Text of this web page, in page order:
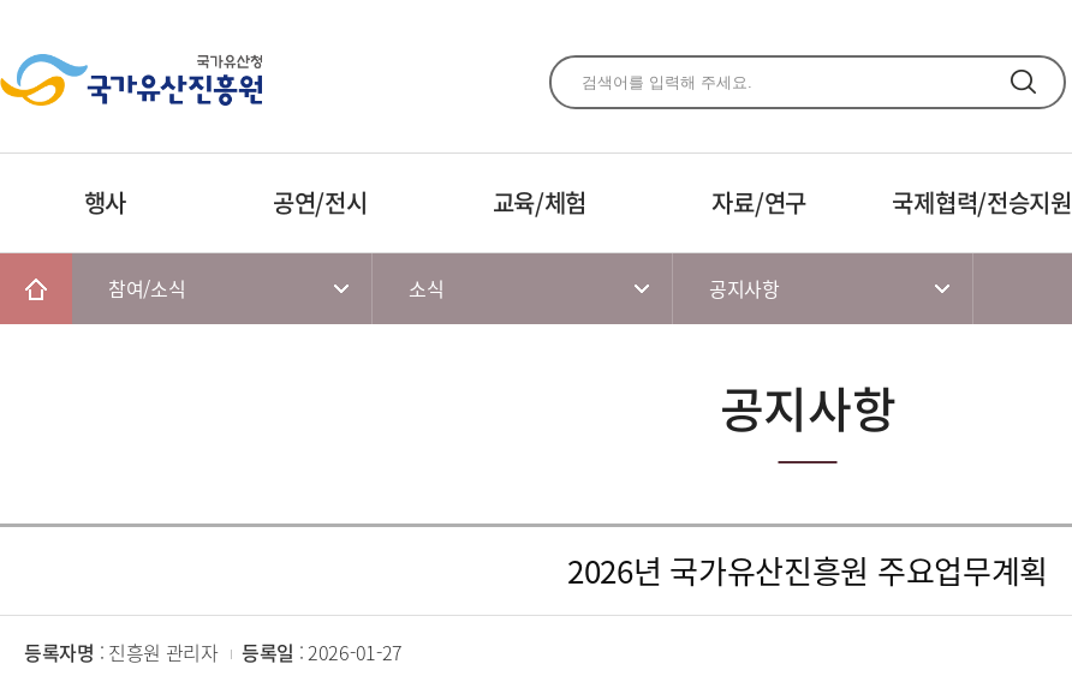
행사 공연/전시 교육/체험 자료/연구 국제협력/전승지원
참여/소식 소식 공지사항
공지사항
2026년 국가유산진흥원 주요업무계획
등록자명 : 진흥원 관리자 등록일 : 2026-01-27